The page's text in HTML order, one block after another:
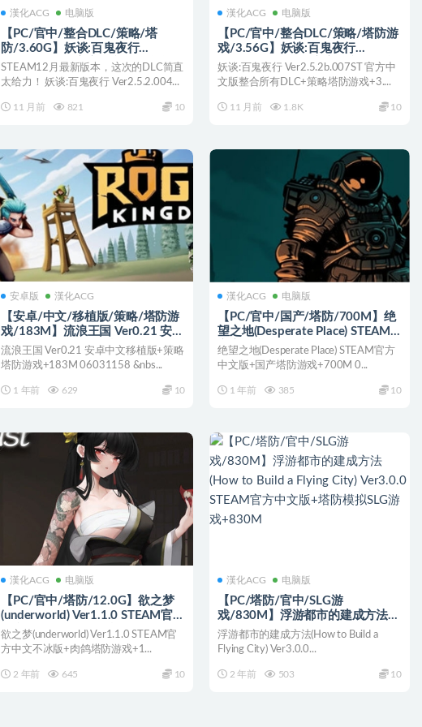
漢化ACG 电脑版
【PC/官中/整合DLC/策略/塔
防/3.60G】妖谈:百鬼夜行
Ver2.5.2.004 官方中文版整合所有
DLC+策略塔防游戏+3.60G
STEAM12月最新版本，这次的DLC简直
太给力！ 妖谈:百鬼夜行 Ver2.5.2.004...
11 月前 821 10
漢化ACG 电脑版
【PC/官中/整合DLC/策略/塔防游
戏/3.56G】妖谈:百鬼夜行
Ver2.5.2b.007ST 官方中文版整合
所有DLC+策略塔防游戏+3.56G
妖谈:百鬼夜行 Ver2.5.2b.007ST 官方中
文版整合所有DLC+策略塔防游戏+3....
11 月前 1.8K 10
安卓版 漢化ACG
【安卓/中文/移植版/策略/塔防游
戏/183M】流浪王国 Ver0.21 安卓
中文移植版+策略塔防游戏+183M
流浪王国 Ver0.21 安卓中文移植版+策略
塔防游戏+183M 06031158 &nbs...
1 年前 629 10
漢化ACG 电脑版
【PC/官中/国产/塔防/700M】绝
望之地(Desperate Place) STEAM
官方中文版+国产塔防游戏+700M
绝望之地(Desperate Place) STEAM官方
中文版+国产塔防游戏+700M 0...
1 年前 385 10
漢化ACG 电脑版
【PC/官中/塔防/12.0G】欲之梦
(underworld) Ver1.1.0 STEAM官方
中文不冰版+肉鸽塔防游戏+12.0G
欲之梦(underworld) Ver1.1.0 STEAM官
方中文不冰版+肉鸽塔防游戏+1...
2 年前 645 10
漢化ACG 电脑版
【PC/塔防/官中/SLG游
戏/830M】浮游都市的建成方法
(How to Build a Flying City)
Ver3.0.0 STEAM官方中文版+塔防
浮游都市的建成方法(How to Build a
Flying City) Ver3.0.0...
2 年前 503 10